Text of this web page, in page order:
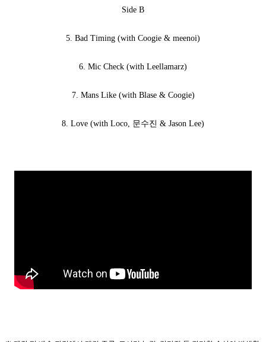
Side B
5. Bad Timing (with Coogie & meenoi)
6. Mic Check (with Leellamarz)
7. Mans Like (with Blase & Coogie)
8. Love (with Loco, 문수진 & Jason Lee)